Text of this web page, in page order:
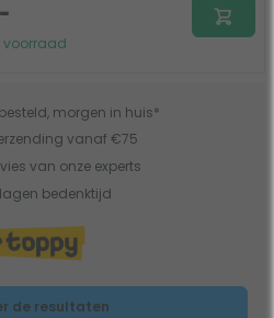
voorraad
besteld, morgen in huis*
vanaf €75
van onze experts
bedenktijd
de resultaten